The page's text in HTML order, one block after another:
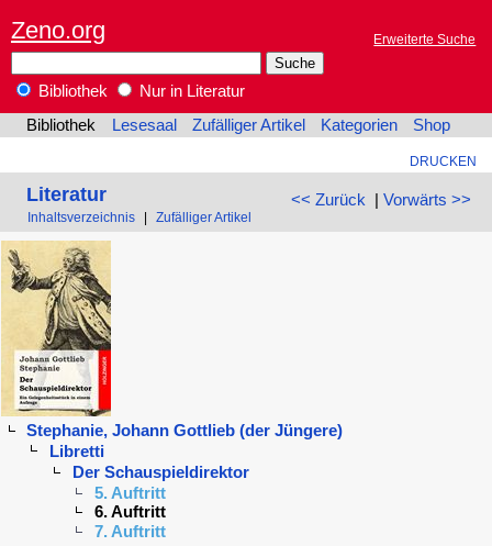
Zeno.org Erweiterte Suche
Bibliothek
Nur in Literatur
Bibliothek
Lesesaal Zufälliger Artikel Kategorien Shop
DRUCKEN
<< Zurück | Vorwärts >>
Literatur
Inhaltsverzeichnis Zufälliger Artikel
Stephanie, Johann Gottlieb (der Jüngere)
Libretti
Der Schauspieldirektor
5. Auftritt
6. Auftritt
7. Auftritt